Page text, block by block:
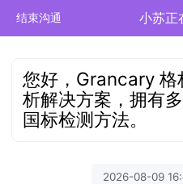
结束沟通 小苏正
您好，Grancary 格
析解决方案，拥有
国标检测方法。
2026-08-09